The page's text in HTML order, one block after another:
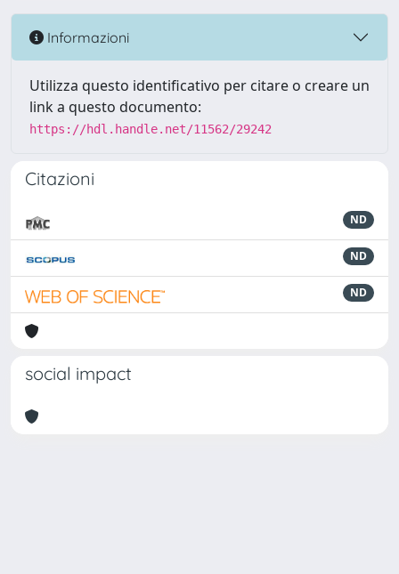
Informazioni
Utilizza questo identificativo per citare o creare un
link a questo documento:
https://hdl.handle.net/11562/29242
Citazioni
ND
ND
ND
social impact